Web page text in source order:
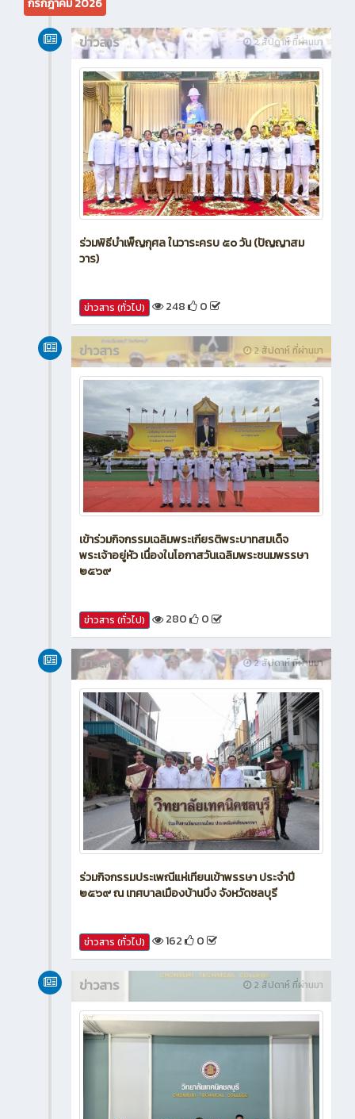
กรกฎาคม 2026
2 สัปดาห์ ที่ผ่านมา
ข่าวสาร
ร่วมพิธีบำเพ็ญกุศล ในวาระครบ ๕๐ วัน (ปัญญาสม
248 0
ข่าวสาร
เข้าร่วมกิจกรรมเฉลิมพระเกียรติพระบาทสมเด็จ
พระเจ้าอยู่หัว เนื่องในโอกาสวันเฉลิมพระชนมพรรษา
280 0
2 สัปดาห์ ที่ผ่านมา
ข่าวสาร
ร่วมกิจกรรมประเพณีแห่เทียนเข้าพรรษา ประจำปี
ข่าวสาร (ทั่วไป) 162 0
2 สัปดาห์ ที่ผ่านมา
ข่าวสาร